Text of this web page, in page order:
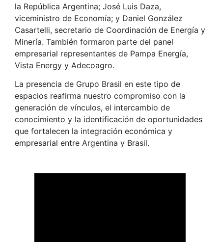
la República Argentina; José Luis Daza,
viceministro de Economía; y Daniel González
Casartelli, secretario de Coordinación de Energía y
Minería. También formaron parte del panel
empresarial representantes de Pampa Energía,
Vista Energy y Adecoagro.
La presencia de Grupo Brasil en este tipo de
espacios reafirma nuestro compromiso con la
generación de vínculos, el intercambio de
conocimiento y la identificación de oportunidades
que fortalecen la integración económica y
empresarial entre Argentina y Brasil.